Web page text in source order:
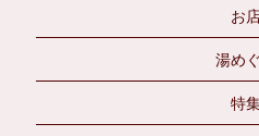
お
湯め
特